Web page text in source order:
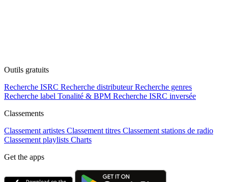
Outils gratuits
Recherche ISRC Recherche distributeur Recherche genres
Recherche label Tonalité & BPM Recherche ISRC inversée
Classements
Classement artistes Classement titres Classement stations de radio
Classement playlists Charts
Get the apps